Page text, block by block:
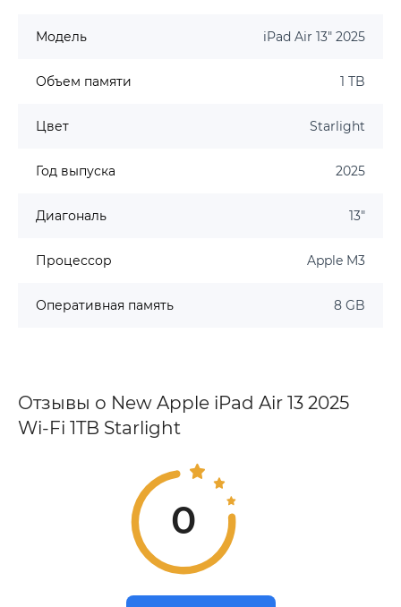
Модель iPad Air 13" 2025
Объем памяти 1 TB
Цвет Starlight
Год выпуска 2025
Диагональ 13"
Процессор Apple M3
Оперативная память 8 GB
Отзывы о New Apple iPad Air 13 2025
Wi-Fi 1TB Starlight
0